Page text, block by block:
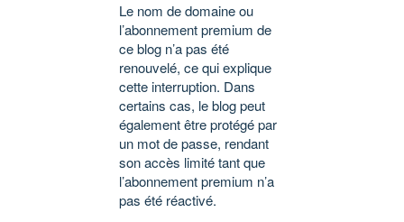
Le nom de domaine ou
l’abonnement premium de
ce blog n’a pas été
renouvelé, ce qui explique
cette interruption. Dans
certains cas, le blog peut
également être protégé par
un mot de passe, rendant
son accès limité tant que
l’abonnement premium n’a
pas été réactivé.